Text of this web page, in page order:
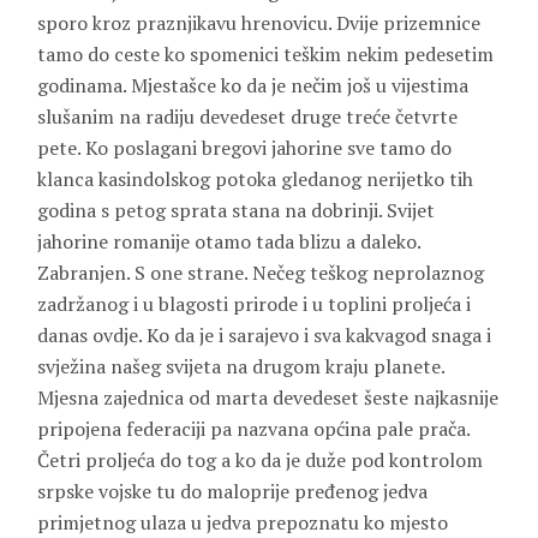
sporo kroz praznjikavu hrenovicu. Dvije prizemnice
tamo do ceste ko spomenici teškim nekim pedesetim
godinama. Mjestašce ko da je nečim još u vijestima
slušanim na radiju devedeset druge treće četvrte
pete. Ko poslagani bregovi jahorine sve tamo do
klanca kasindolskog potoka gledanog nerijetko tih
godina s petog sprata stana na dobrinji. Svijet
jahorine romanije otamo tada blizu a daleko.
Zabranjen. S one strane. Nečeg teškog neprolaznog
zadržanog i u blagosti prirode i u toplini proljeća i
danas ovdje. Ko da je i sarajevo i sva kakvagod snaga i
svježina našeg svijeta na drugom kraju planete.
Mjesna zajednica od marta devedeset šeste najkasnije
pripojena federaciji pa nazvana općina pale prača.
Četri proljeća do tog a ko da je duže pod kontrolom
srpske vojske tu do maloprije pređenog jedva
primjetnog ulaza u jedva prepoznatu ko mjesto